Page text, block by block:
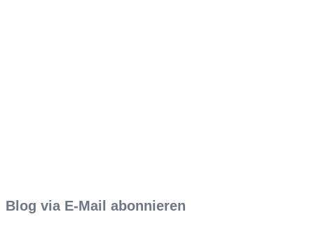
Blog via E-Mail abonnieren